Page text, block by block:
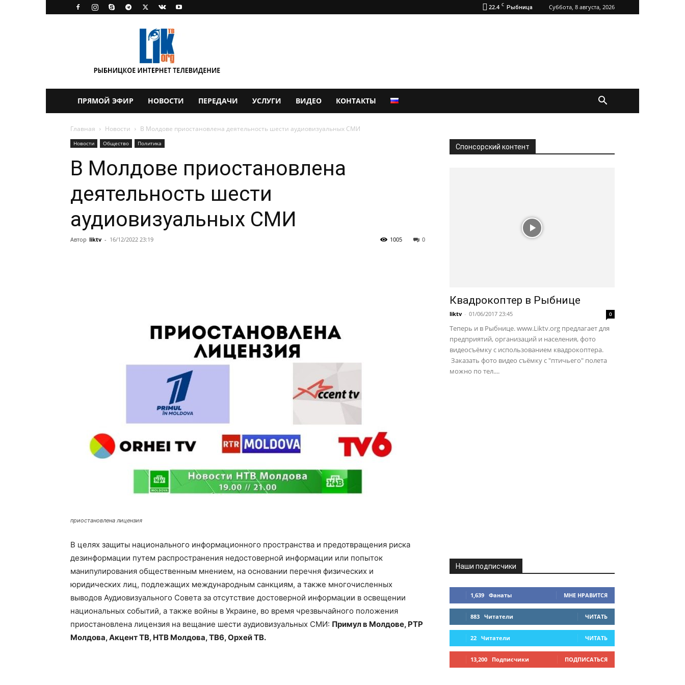
22.4 C Рыбница Суббота, 8 августа, 2026
ПРЯМОЙ ЭФИР НОВОСТИ ПЕРЕДАЧИ УСЛУГИ ВИДЕО КОНТАКТЫ
Главная Новости В Молдове приостановлена деятельность шести аудиовизуальных СМИ
Новости Общество Политика
В Молдове приостановлена
деятельность шести
аудиовизуальных СМИ
Автор liktv - 16/12/2022 23:19 0
1005
приостановлена лицензия
В целях защиты национального информационного пространства и предотвращения риска
дезинформации путем распространения недостоверной информации или попыток
манипулирования общественным мнением, на основании перечня физических и
юридических лиц, подлежащих международным санкциям, а также многочисленных
выводов Аудиовизуального Совета за отсутствие достоверной информации в освещении
национальных событий, а также войны в Украине, во время чрезвычайного положения
приостановлена ​​лицензия на вещание шести аудиовизуальных СМИ: Примул в Молдове, РТР
Молдова, Акцент ТВ, НТВ Молдова, ТВ6, Орхей ТВ.
Спонсорский контент
Квадрокоптер в Рыбнице
liktv - 01/06/2017 23:45 0
Теперь и в Рыбнице. www.Liktv.org предлагает для
предприятий, организаций и населения, фото
видеосъёмку с использованием квадрокоптера.
Заказать фото видео съёмку с "птичьего" полета
можно по тел....
Наши подписчики
1,639 Фанаты МНЕ НРАВИТСЯ
883 Читатели ЧИТАТЬ
22 Читатели ЧИТАТЬ
13,200 Подписчики ПОДПИСАТЬСЯ